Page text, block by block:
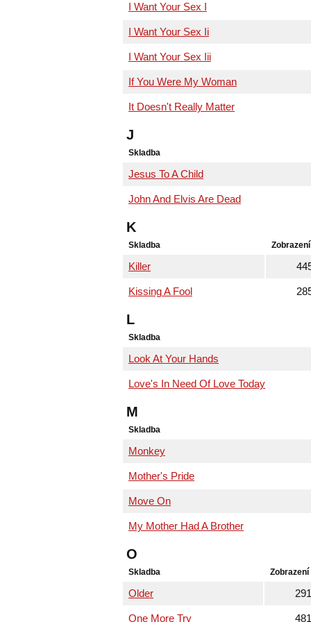
I Want Your Sex I
I Want Your Sex Ii
I Want Your Sex Iii
If You Were My Woman
It Doesn't Really Matter
J
Skladba
Jesus To A Child
John And Elvis Are Dead
K
Skladba Zobrazení
Killer
Kissing A Fool
L
Skladba
Look At Your Hands
Love's In Need Of Love Today
M
Skladba
Monkey
Mother's Pride
Move On
My Mother Had A Brother
O
Skladba Zobrazení
Older 291
One More Try 481